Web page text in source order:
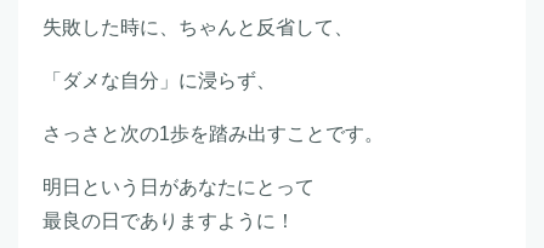
失敗した時に、ちゃんと反省して、
「ダメな自分」に浸らず、
さっさと次の1歩を踏み出すことです。
明日という日があなたにとって
最良の日でありますように！